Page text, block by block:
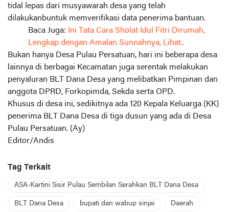
tidal lepas dari musyawarah desa yang telah
dilakukanbuntuk memverifikasi data penerima bantuan.
Baca Juga:
Ini Tata Cara Sholat Idul Fitri Dirumah,
Lengkap dengan Amalan Sunnahnya, Lihat..
Bukan hanya Desa Pulau Persatuan, hari ini beberapa desa
lainnya di berbagai Kecamatan juga serentak melakukan
penyaluran BLT Dana Desa yang melibatkan Pimpinan dan
anggota DPRD, Forkopimda, Sekda serta OPD.
Khusus di desa ini, sedikitnya ada 120 Kepala Keluarga (KK)
penerima BLT Dana Desa di tiga dusun yang ada di Desa
Pulau Persatuan. (Ay)
Editor/Andis
Tag Terkait
ASA-Kartini Sisir Pulau Sembilan Serahkan BLT Dana Desa
BLT Dana Desa bupati dan wabup sinjai Daerah